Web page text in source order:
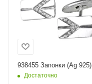
938455 Запонки (Ag 925)
Достаточно